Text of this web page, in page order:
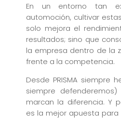
En un entorno tan
automoción, cultivar
solo mejora el
resultados; sino que
la empresa dentro de la
frente a la competencia.
Desde PRISMA siempre
siempre
marcan la diferencia. Y
es la mejor apuesta para